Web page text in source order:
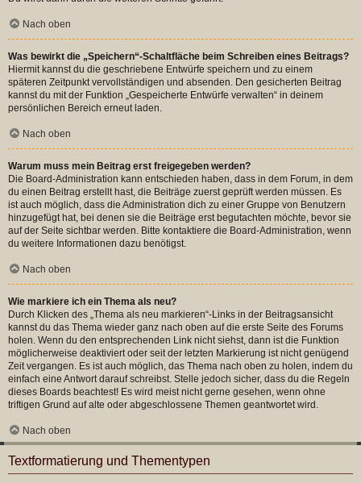
Nach oben
Was bewirkt die „Speichern“-Schaltfläche beim Schreiben eines Beitrags?
Hiermit kannst du die geschriebene Entwürfe speichern und zu einem
späteren Zeitpunkt vervollständigen und absenden. Den gesicherten Beitrag
kannst du mit der Funktion „Gespeicherte Entwürfe verwalten“ in deinem
persönlichen Bereich erneut laden.
Nach oben
Warum muss mein Beitrag erst freigegeben werden?
Die Board-Administration kann entschieden haben, dass in dem Forum, in dem
du einen Beitrag erstellt hast, die Beiträge zuerst geprüft werden müssen. Es
ist auch möglich, dass die Administration dich zu einer Gruppe von Benutzern
hinzugefügt hat, bei denen sie die Beiträge erst begutachten möchte, bevor sie
auf der Seite sichtbar werden. Bitte kontaktiere die Board-Administration, wenn
du weitere Informationen dazu benötigst.
Nach oben
Wie markiere ich ein Thema als neu?
Durch Klicken des „Thema als neu markieren“-Links in der Beitragsansicht
kannst du das Thema wieder ganz nach oben auf die erste Seite des Forums
holen. Wenn du den entsprechenden Link nicht siehst, dann ist die Funktion
möglicherweise deaktiviert oder seit der letzten Markierung ist nicht genügend
Zeit vergangen. Es ist auch möglich, das Thema nach oben zu holen, indem du
einfach eine Antwort darauf schreibst. Stelle jedoch sicher, dass du die Regeln
dieses Boards beachtest! Es wird meist nicht gerne gesehen, wenn ohne
triftigen Grund auf alte oder abgeschlossene Themen geantwortet wird.
Nach oben
Textformatierung und Thementypen